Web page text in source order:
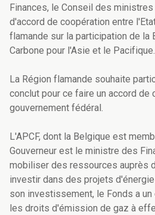
Finances, le Conseil des
d'accord de coopération entre
flamande sur la participation de la
Carbone pour l'Asie et le Pacifique.
La Région flamande souhaite
conclut pour ce faire un accord de
gouvernement fédéral.
L'APCF, dont la Belgique est
Gouverneur est le ministre des
mobiliser des ressources auprès
investir dans des projets
son investissement, le Fonds a
les droits d'émission de gaz à